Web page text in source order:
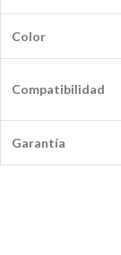
Color
Compatibilidad
Garantía